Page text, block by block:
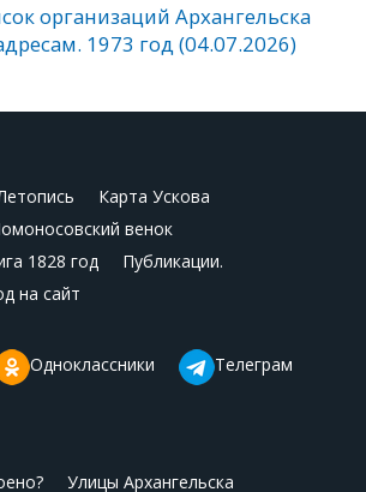
организаций Архангельска
1973 год (04.07.2026)
Карта Ускова
венок
1828 год
Публикации.
на сайт
Одноклассники
Телеграм
Улицы Архангельска